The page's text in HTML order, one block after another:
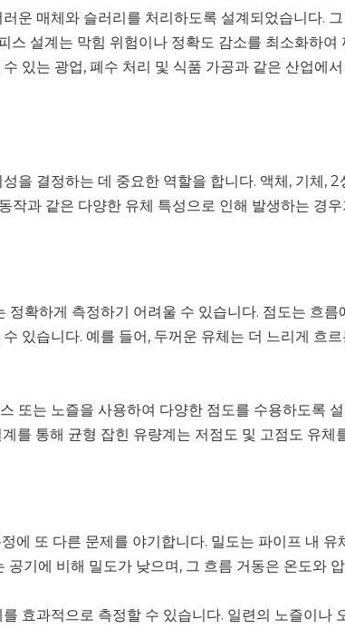
운 매체와 슬러리를 처리하도록 설계되었습니다.
설계는 막힘 위험이나 정확도 감소를 최소화하
있는 광업, 폐수 처리 및 식품 가공과 같은 산업에
을 결정하는 데 중요한 역할을 합니다. 액체, 기체,
작과 같은 다양한 유체 특성으로 인해 발생하는 경
확하게 측정하기 어려울 수 있습니다. 점도는 흐
있습니다. 예를 들어, 두꺼운 유체는 더 느리게 흐
또는 노즐을 사용하여 다양한 점도를 수용하도록
를 통해 균형 잡힌 유량계는 저점도 및 고점도 유
에 또 다른 문제를 야기합니다. 밀도는 파이프 내
기에 비해 밀도가 낮으며, 그 흐름 거동은 온도와
효과적으로 측정할 수 있습니다. 일련의 노즐이